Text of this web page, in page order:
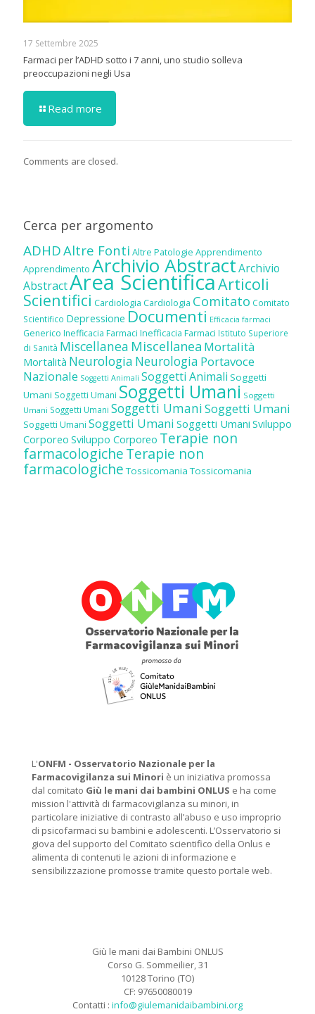
17 Settembre 2025
Farmaci per l’ADHD sotto i 7 anni, uno studio solleva
preoccupazioni negli Usa
Read more
Comments are closed.
Cerca per argomento
ADHDAltre Fonti Altre Patologie Apprendimento
Apprendimento Archivio AbstractArchivio
AbstractArea ScientificaArticoli
Scientifici Cardiologia Cardiologia Comitato Comitato
Scientifico Depressione Documenti Efficacia farmaci
Generico Inefficacia Farmaci Inefficacia Farmaci Istituto Superiore
di Sanità Miscellanea Miscellanea Mortalità
Mortalità Neurologia Neurologia Portavoce
Nazionale Soggetti Animali Soggetti Animali Soggetti
Umani Soggetti Umani Soggetti Umani Soggetti
Umani Soggetti Umani Soggetti UmaniSoggetti Umani
Soggetti Umani Soggetti Umani Soggetti Umani Sviluppo
Corporeo Sviluppo Corporeo Terapie non
farmacologicheTerapie non
farmacologiche Tossicomania Tossicomania
L'ONFM - Osservatorio Nazionale per la
Farmacovigilanza sui Minori è un iniziativa promossa
dal comitato Giù le mani dai bambini ONLUS e ha come
mission l'attività di farmacovigilanza su minori, in
particolare iniziative di contrasto all’abuso e uso improprio
di psicofarmaci su bambini e adolescenti. L’Osservatorio si
giova del supporto del Comitato scientifico della Onlus e
alimenta di contenuti le azioni di informazione e
sensibilizzazione promosse tramite questo portale web.
Giù le mani dai Bambini ONLUS
Corso G. Sommeilier, 31
10128 Torino (TO)
CF: 97650080019
Contatti : info@giulemanidaibambini.org